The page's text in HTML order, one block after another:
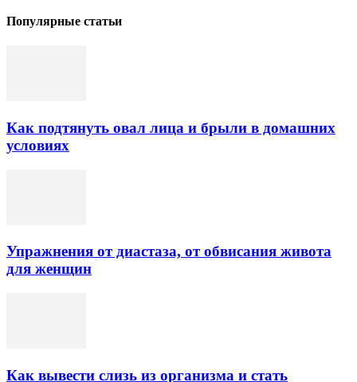
Популярные статьи
Как подтянуть овал лица и брыли в домашних
условиях
Упражнения от диастаза, от обвисания живота
для женщин
Как вывести слизь из организма и стать